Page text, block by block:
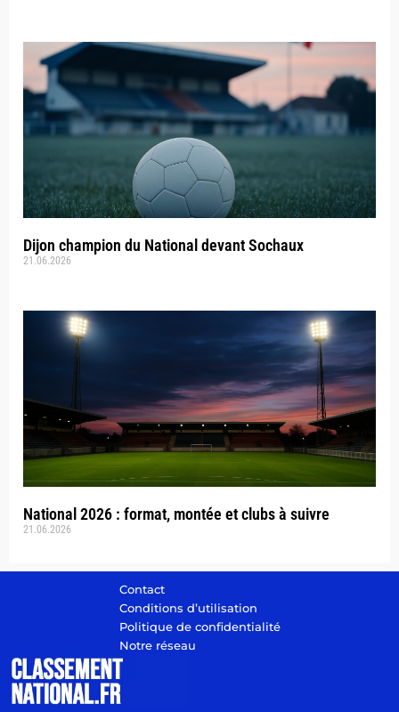
Dijon champion du National devant Sochaux
21.06.2026
National 2026 : format, montée et clubs à suivre
21.06.2026
Contact
Conditions d’utilisation
Politique de confidentialité
Notre réseau